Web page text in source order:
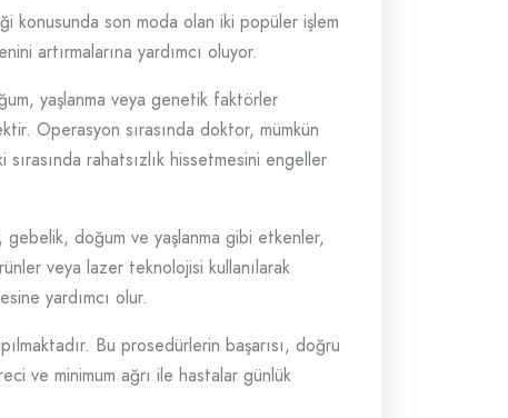
konusunda son moda olan iki popüler işlem
artırmalarına yardımcı oluyor.
yaşlanma veya genetik faktörler
Operasyon sırasında doktor, mümkün
rahatsızlık hissetmesini engeller
doğum ve yaşlanma gibi etkenler,
veya lazer teknolojisi kullanılarak
yardımcı olur.
Bu prosedürlerin başarısı, doğru
ve minimum ağrı ile hastalar günlük